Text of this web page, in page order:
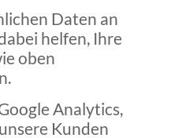
Daten an
helfen, Ihre
oben
Analytics,
Kunden